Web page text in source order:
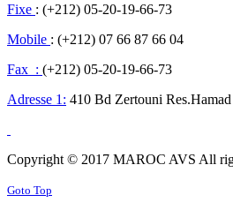
Fixe : (+212) 05-20-19-66-73
Mobile : (+212) 07 66 87 66 04
Fax : (+212) 05-20-19-66-73
Adresse 1: 410 Bd Zertouni
Copyright © 2017 MAROC AVS All
Goto Top